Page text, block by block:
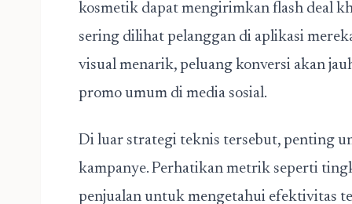
kosmetik dapat mengirimkan flash deal
sering dilihat pelanggan di aplikasi
visual menarik, peluang konversi akan
promo umum di media sosial.
Di luar strategi teknis tersebut, penting
kampanye. Perhatikan metrik seperti
penjualan untuk mengetahui efektivitas